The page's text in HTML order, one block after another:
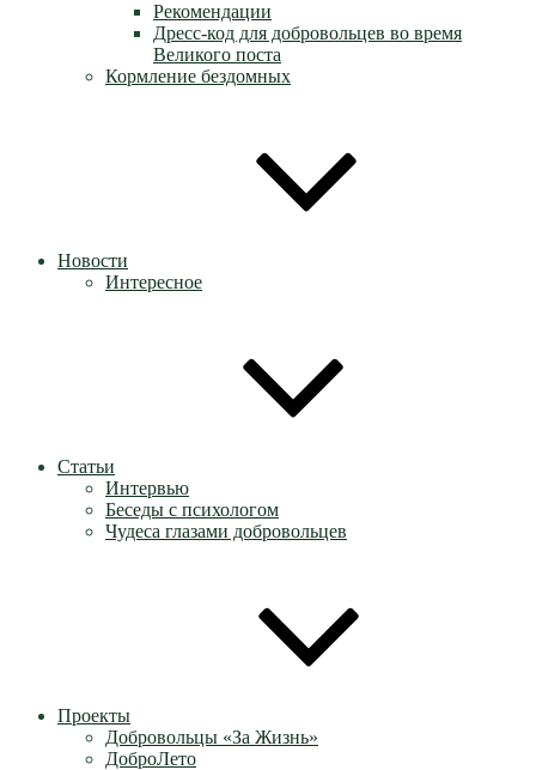
Рекомендации
Дресс-код для добровольцев во время
Великого поста
Кормление бездомных
Новости
Интересное
Статьи
Интервью
Беседы с психологом
Чудеса глазами добровольцев
Проекты
Добровольцы «За Жизнь»
ДоброЛето